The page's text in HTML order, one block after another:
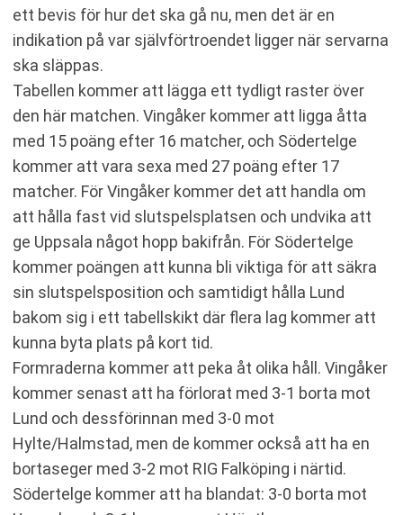
ett bevis för hur det ska gå nu, men det är en
indikation på var självförtroendet ligger när servarna
ska släppas.
Tabellen kommer att lägga ett tydligt raster över
den här matchen. Vingåker kommer att ligga åtta
med 15 poäng efter 16 matcher, och Södertelge
kommer att vara sexa med 27 poäng efter 17
matcher. För Vingåker kommer det att handla om
att hålla fast vid slutspelsplatsen och undvika att
ge Uppsala något hopp bakifrån. För Södertelge
kommer poängen att kunna bli viktiga för att säkra
sin slutspelsposition och samtidigt hålla Lund
bakom sig i ett tabellskikt där flera lag kommer att
kunna byta plats på kort tid.
Formraderna kommer att peka åt olika håll. Vingåker
kommer senast att ha förlorat med 3-1 borta mot
Lund och dessförinnan med 3-0 mot
Hylte/Halmstad, men de kommer också att ha en
bortaseger med 3-2 mot RIG Falköping i närtid.
Södertelge kommer att ha blandat: 3-0 borta mot